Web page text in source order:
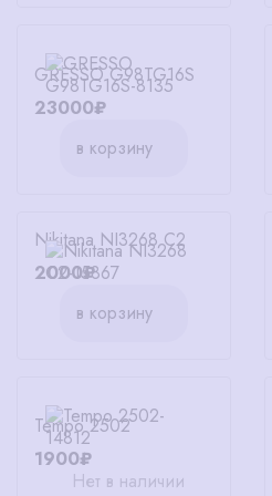
GRESSO G98TG16S
23000₽
в корзину
Nikitana NI3268 C2
2000₽
в корзину
Tempo 2502
1900₽
Нет в наличии